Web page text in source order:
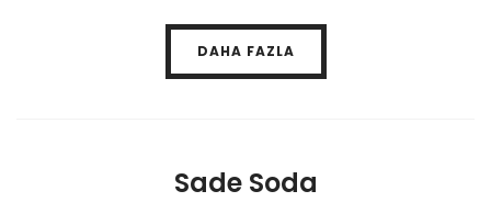
DAHA FAZLA
Sade Soda